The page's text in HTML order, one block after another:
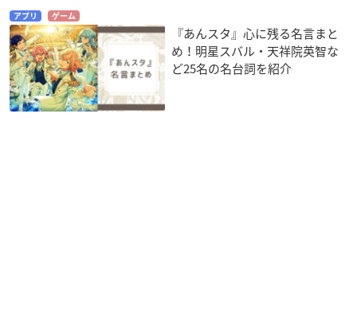
アプリ ゲーム
『あんスタ』心に残る名言まと
め！明星スバル・天祥院英智な
ど25名の名台詞を紹介